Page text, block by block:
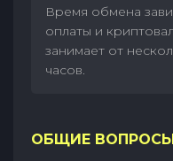
Время обмена
оплаты и
занимает от
часов.
ОБЩИЕ